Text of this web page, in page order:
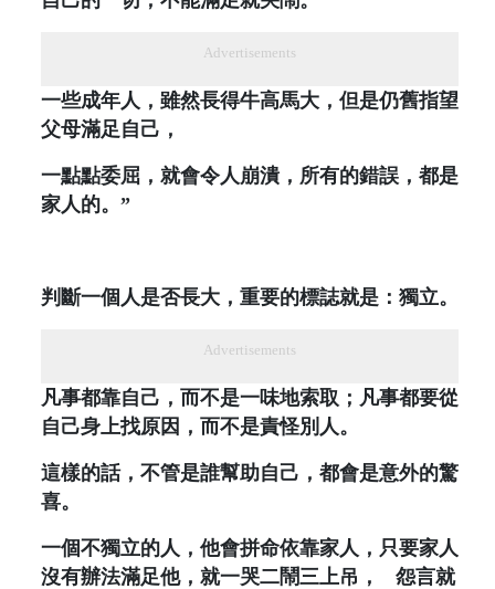
Advertisements
一些成年人，雖然長得牛高馬大，但是仍舊指望
父母滿足自己，
一點點委屈，就會令人崩潰，所有的錯誤，都是
家人的。”
判斷一個人是否長大，重要的標誌就是：獨立。
Advertisements
凡事都靠自己，而不是一味地索取；凡事都要從
自己身上找原因，而不是責怪別人。
這樣的話，不管是誰幫助自己，都會是意外的驚
喜。
一個不獨立的人，他會拼命依靠家人，只要家人
沒有辦法滿足他，就一哭二鬧三上吊，
怨言就